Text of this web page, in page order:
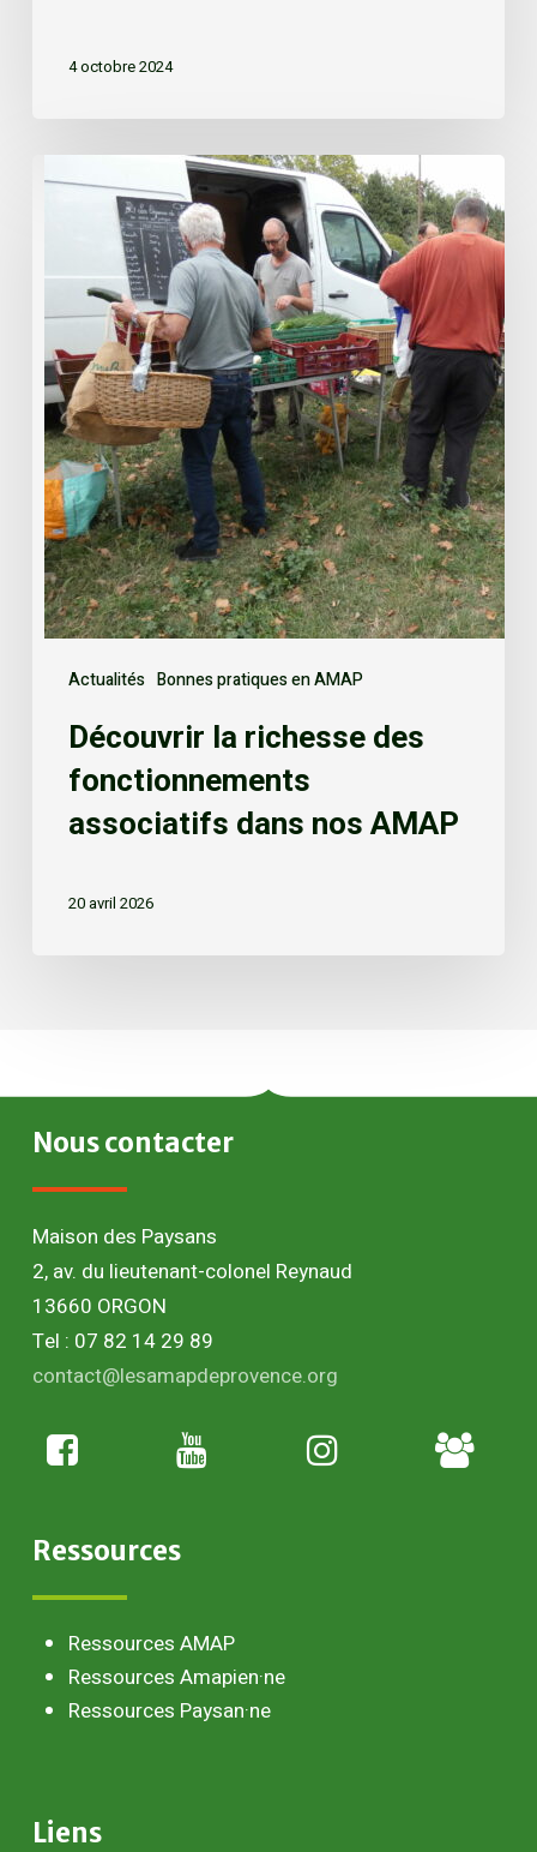
4 octobre 2024
Actualités Bonnes pratiques en AMAP
Découvrir la richesse des
fonctionnements
associatifs dans nos AMAP
20 avril 2026
Nouscontacter
Maison des Paysans
2, av. du lieutenant-colonel Reynaud
13660 ORGON
Tel : 07 82 14 29 89
contact@lesamapdeprovence.org
Adhésion
paysan
Ressources
Ressources AMAP
Ressources Amapien·ne
Ressources Paysan·ne
Liens